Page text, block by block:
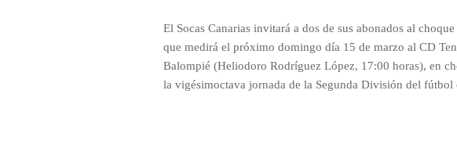
El Socas Canarias invitará a dos de sus abonados al choque
que medirá el próximo domingo día 15 de marzo al CD
Balompié (Heliodoro Rodríguez López, 17:00 horas), en
la vigésimoctava jornada de la Segunda División del fútbol